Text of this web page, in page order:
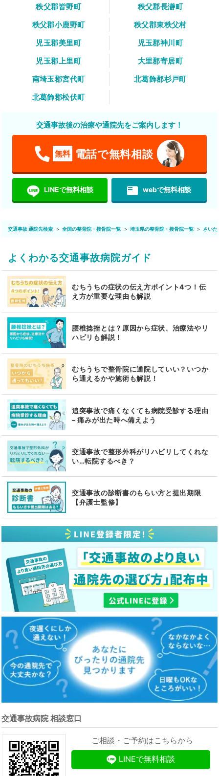
秩父郡皆野町
秩父郡長瀞町
秩父郡小鹿野町
秩父郡東秩父村
児玉郡美里町
児玉郡神川町
児玉郡上里町
大里郡寄居町
南埼玉郡宮代町
北葛飾郡杉戸町
北葛飾郡松伏町
交通事故後の治療や通院先をご案内します！
無料 電話で無料相談
LINEで無料相談 featured_play_list webで無料相談
交通事故 通院先検索 全国の整骨院・接骨院一覧 埼玉県の整骨院・接骨院一覧 さいた
よくわかる交通事故病院ガイド
むちうちの症状の伝え方ポイント4つ！伝
え方が重要な理由も解説
腰椎捻挫とは？原因から症状、治療法やリ
ハビリも解説！
むちうちで整骨院に通院していい？いつか
ら通えるかや施術も解説！
追突事故で痛くなくても病院受診する理由
– 痛みが出た時へ備えよう
交通事故で整形外科がリハビリしてくれな
い…転院するべき？
交通事故の診断書のもらい方と提出期限
【弁護士監修】
交通事故病院 相談窓口
ご相談・ご予約はこちらから
LINEで無料相談